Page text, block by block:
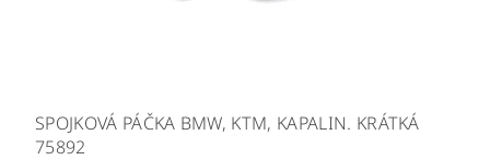
SPOJKOVÁ PÁČKA BMW, KTM, KAPALIN. KRÁTKÁ
75892